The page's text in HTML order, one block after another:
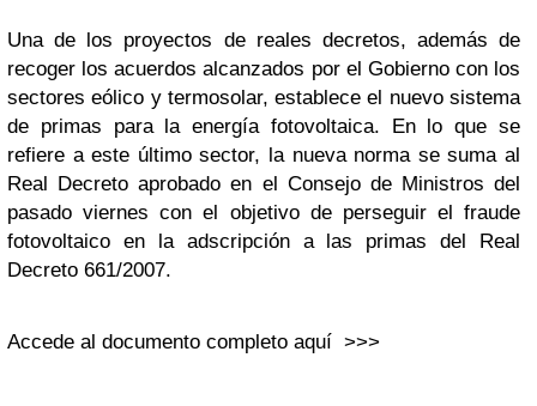
Una de los proyectos de reales decretos, además de
recoger los acuerdos alcanzados por el Gobierno con los
sectores eólico y termosolar, establece el nuevo sistema
de primas para la energía fotovoltaica. En lo que se
refiere a este último sector, la nueva norma se suma al
Real Decreto aprobado en el Consejo de Ministros del
pasado viernes con el objetivo de perseguir el fraude
fotovoltaico en la adscripción a las primas del Real
Decreto 661/2007.
Accede al documento completo aquí >>>